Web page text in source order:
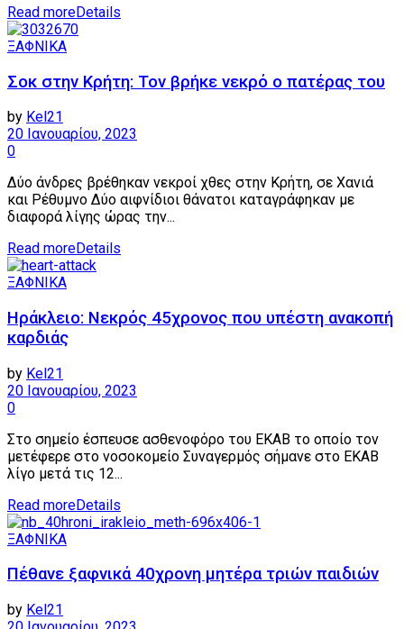
Read moreDetails
ΞΑΦΝΙΚΑ
Σοκ στην Κρήτη: Τον βρήκε νεκρό ο πατέρας του
by Kel21
20 Ιανουαρίου, 2023
0
Δύο άνδρες βρέθηκαν νεκροί χθες στην Κρήτη, σε Χανιά
και Ρέθυμνο Δύο αιφνίδιοι θάνατοι καταγράφηκαν με
διαφορά λίγης ώρας την...
Read moreDetails
ΞΑΦΝΙΚΑ
Ηράκλειο: Νεκρός 45χρονος που υπέστη ανακοπή
καρδιάς
by Kel21
20 Ιανουαρίου, 2023
0
Στο σημείο έσπευσε ασθενοφόρο του ΕΚΑΒ το οποίο τον
μετέφερε στο νοσοκομείο Συναγερμός σήμανε στο ΕΚΑΒ
λίγο μετά τις 12...
Read moreDetails
ΞΑΦΝΙΚΑ
Πέθανε ξαφνικά 40χρονη μητέρα τριών παιδιών
by Kel21